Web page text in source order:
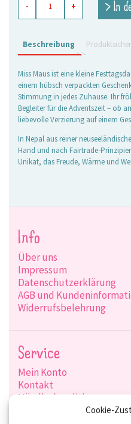
Cookie-
Miss
Maus
- + > In
Beschreibung
Miss Maus ist eine kleine
einem hübsch verpackten
Stimmung in jedes Zuhause. Ihr
Begleiter für die Adventszeit – ob
liebevolle Verzierung auf einem
In Nepal aus reiner
Hand und nach Fairtrade-
Unikat, das Freude, Wärme und
Info
Über uns
Impressum
Datenschutzerklärung
AGB und
Widerrufsbelehrung
Service
Mein Konto
Kontakt
Händlerkonditionen